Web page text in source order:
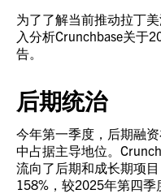
为了了解当前推动拉丁
入分析Crunchbase关于
告。
后期统治
今年第一季度，后期融
中占据主导地位。
流向了后期和成长期项
158%，较2025年第四季